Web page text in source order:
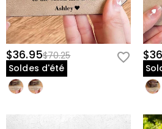
$36.95$70.25
Soldes d'été